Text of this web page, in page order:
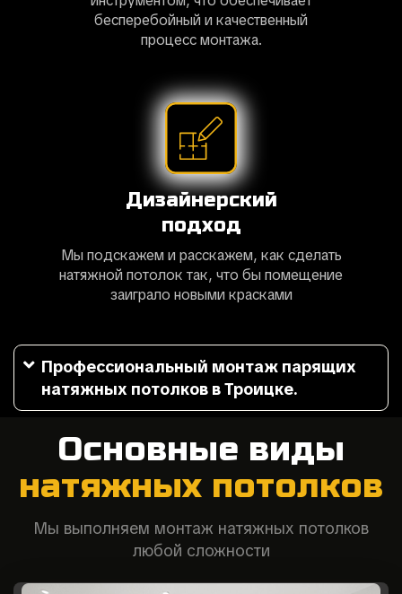
бесперебойный и качественный
процесс монтажа.
Дизайнерский
подход
Мы подскажем и расскажем, как сделать
натяжной потолок так, что бы помещение
заиграло новыми красками
Профессиональный монтаж парящих
натяжных потолков в Троицке.
Основные виды
натяжных потолков
Мы выполняем монтаж натяжных потолков
любой сложности